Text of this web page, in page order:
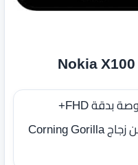
شاشة IPS LCD بقياس 6.67 بوصة بدقة FHD+
وبأبعاد 20:9 مع طبقة حماية من زجاج Corning Gorilla